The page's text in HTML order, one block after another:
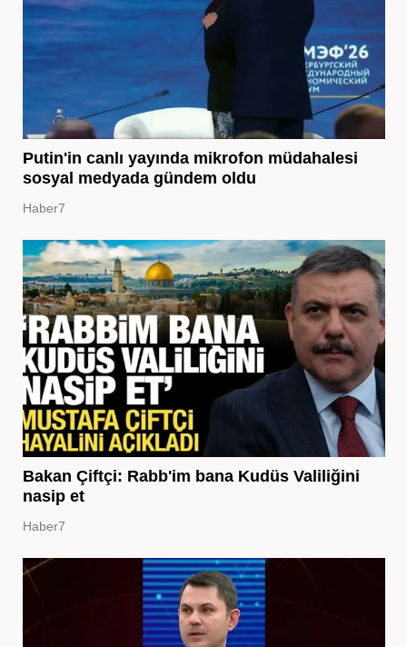
Putin'in canlı yayında mikrofon müdahalesi
sosyal medyada gündem oldu
Haber7
Bakan Çiftçi: Rabb'im bana Kudüs Valiliğini
nasip et
Haber7